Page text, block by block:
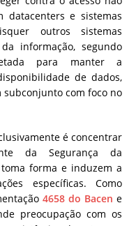
datacenters e sistemas
outros sistemas
informação, segundo
para manter a
de dados,
subconjunto com foco no
é concentrar
da Segurança da
forma e induzem a
específicas. Como
4658 do Bacen e
preocupação com os